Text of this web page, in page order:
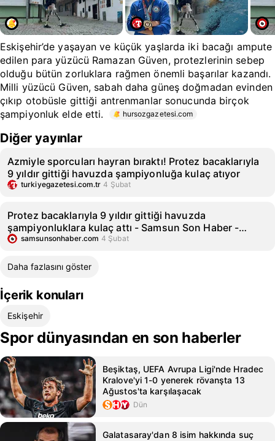
Eskişehir’de yaşayan ve küçük yaşlarda iki bacağı ampute
edilen para yüzücü Ramazan Güven, protezlerinin sebep
olduğu bütün zorluklara rağmen önemli başarılar kazandı.
Milli yüzücü Güven, sabah daha güneş doğmadan evinden
çıkıp otobüsle gittiği antrenmanlar sonucunda birçok
şampiyonluk elde etti.
hursozgazetesi.com
Diğer yayınlar
Azmiyle sporcuları hayran bıraktı! Protez bacaklarıyla
9 yıldır gittiği havuzda şampiyonluğa kulaç atıyor
turkiyegazetesi.com.tr 4 Şubat
Protez bacaklarıyla 9 yıldır gittiği havuzda
şampiyonluklara kulaç attı - Samsun Son Haber -
Samsun Haber - Samsunspor Haberleri
samsunsonhaber.com 4 Şubat
Daha fazlasını göster
İçerik konuları
Eskişehir
Spor dünyasından en son haberler
Beşiktaş, UEFA Avrupa Ligi'nde Hradec
Kralove'yi 1-0 yenerek rövanşta 13
Ağustos'ta karşılaşacak
Dün
Galatasaray'dan 8 isim hakkında suç